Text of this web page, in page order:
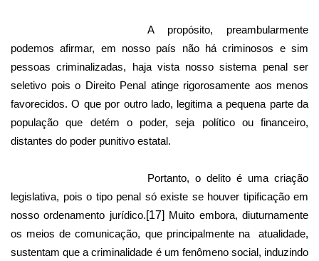
A propósito, preambularmente
podemos afirmar, em nosso país não há criminosos e sim
pessoas criminalizadas, haja vista nosso sistema penal ser
seletivo pois o Direito Penal atinge rigorosamente aos menos
favorecidos. O que por outro lado, legitima a pequena parte da
população que detém o poder, seja político ou financeiro,
distantes do poder punitivo estatal.
Portanto, o delito é uma criação
legislativa, pois o tipo penal só existe se houver tipificação em
nosso ordenamento jurídico.[17] Muito embora, diuturnamente
os meios de comunicação, que principalmente na
atualidade,
sustentam que a criminalidade é um fenômeno social, induzindo